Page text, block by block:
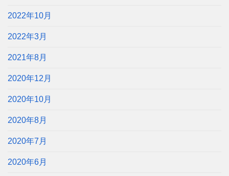
2022年10月
2022年3月
2021年8月
2020年12月
2020年10月
2020年8月
2020年7月
2020年6月